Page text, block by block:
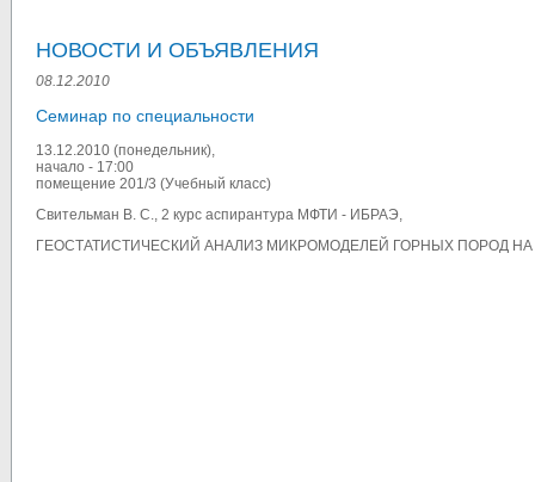
НОВОСТИ И ОБЪЯВЛЕНИЯ
08.12.2010
Cеминар по специальности
13.12.2010 (понедельник),
начало - 17:00
помещение 201/3 (Учебный класс)
Свительман В. С., 2 курс аспирантура МФТИ - ИБРАЭ,
ГЕОСТАТИСТИЧЕСКИЙ АНАЛИЗ МИКРОМОДЕЛЕЙ ГОРНЫХ ПОРОД